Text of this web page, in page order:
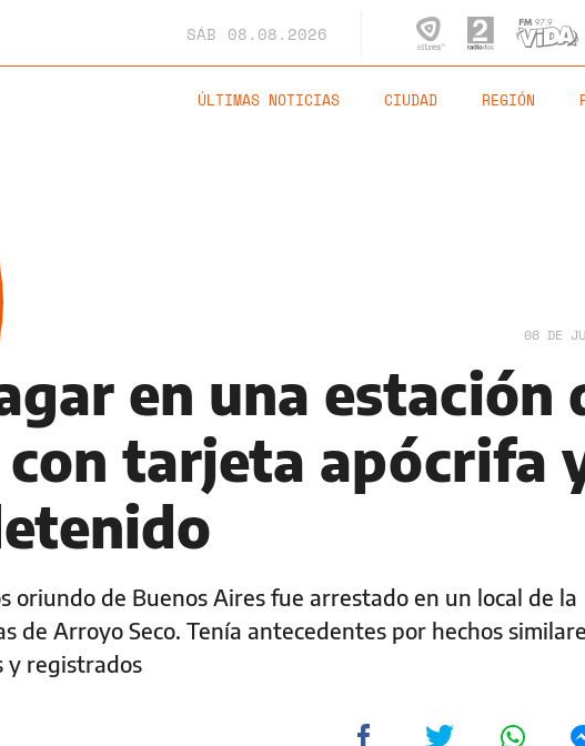
SÁB 08.08.2026
ÚLTIMAS NOTICIAS CIUDAD REGIÓN
08 DE
en una estación
tarjeta apócrifa
oriundo de Buenos Aires fue arrestado en un local de la
de Arroyo Seco. Tenía antecedentes por hechos
y registrados